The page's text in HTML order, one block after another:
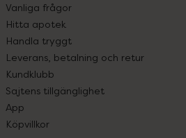
Vanliga frågor
Hitta apotek
Handla tryggt
Leverans, betalning och retur
Kundklubb
Sajtens tillgänglighet
App
Köpvillkor